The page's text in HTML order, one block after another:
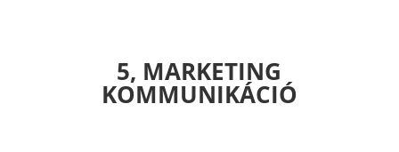
5, MARKETING
KOMMUNIKÁCIÓ